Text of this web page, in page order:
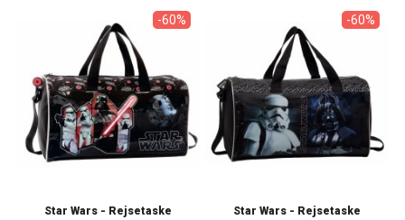
-60%
Star Wars - Rejsetaske
-60%
Star Wars - Rejsetaske